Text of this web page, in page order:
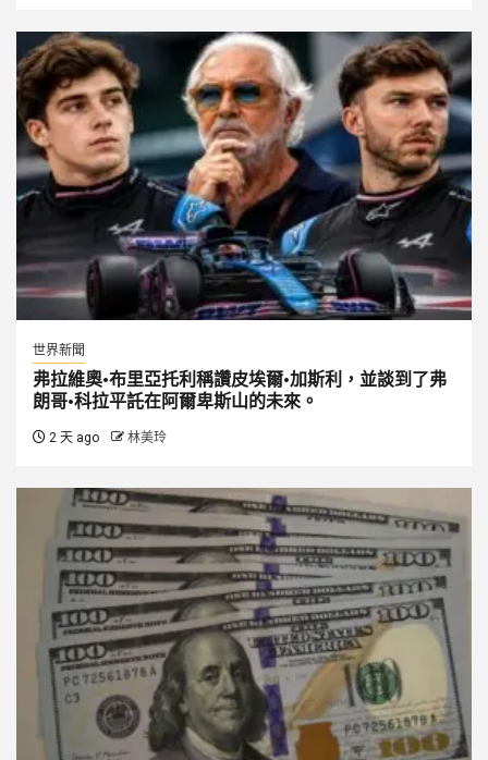
世界新聞
弗拉維奧·布里亞托利稱讚皮埃爾·加斯利，並談到了弗
朗哥·科拉平託在阿爾卑斯山的未來。
2 天 ago 林美玲